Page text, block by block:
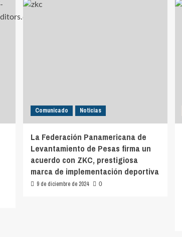
Comunicado Noticias
La Federación Panamericana de
Levantamiento de Pesas firma un
acuerdo con ZKC, prestigiosa
marca de implementación deportiva
9 de diciembre de 2024 0